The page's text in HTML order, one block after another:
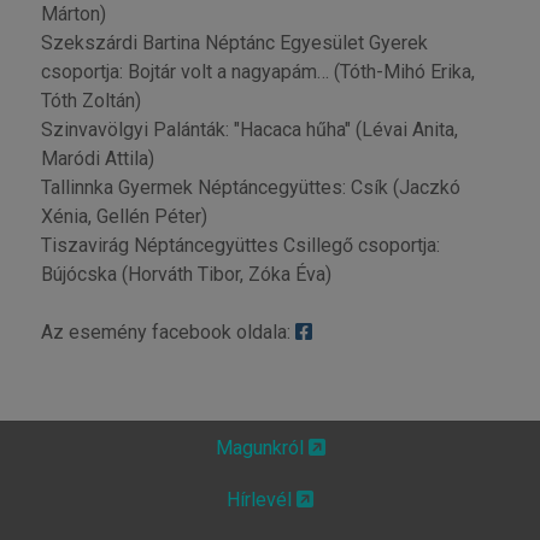
Márton)
Szekszárdi Bartina Néptánc Egyesület Gyerek
csoportja: Bojtár volt a nagyapám… (Tóth-Mihó Erika,
Tóth Zoltán)
Szinvavölgyi Palánták: "Hacaca hűha" (Lévai Anita,
Maródi Attila)
Tallinnka Gyermek Néptáncegyüttes: Csík (Jaczkó
Xénia, Gellén Péter)
Tiszavirág Néptáncegyüttes Csillegő csoportja:
Bújócska (Horváth Tibor, Zóka Éva)
Az esemény facebook oldala:
Magunkról
Hírlevél